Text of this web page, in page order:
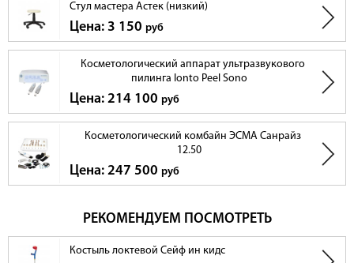
Стул мастера Астек (низкий)
Цена: 3 150 руб
Косметологический аппарат ультразвукового
пилинга Ionto Peel Sono
Цена: 214 100 руб
Косметологический комбайн ЭСМА Санрайз
12.50
Цена: 247 500 руб
РЕКОМЕНДУЕМ ПОСМОТРЕТЬ
Костыль локтевой Сейф ин кидс